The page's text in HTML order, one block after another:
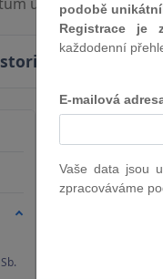
podobě
Registrace je
každodenní
E-mailová
Vaše data jsou
zpracováváme